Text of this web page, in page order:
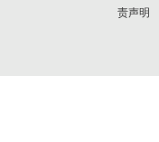
责声明